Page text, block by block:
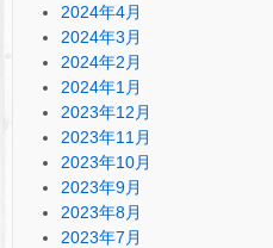
2024年4月
2024年3月
2024年2月
2024年1月
2023年12月
2023年11月
2023年10月
2023年9月
2023年8月
2023年7月